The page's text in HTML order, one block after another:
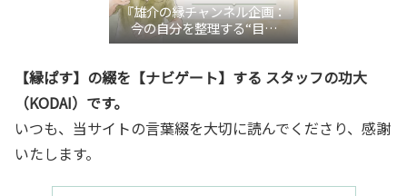
『雄介の縁チャンネル企画：
今の自分を整理する“目利
き”言語化交流会』
【縁ぱす】の綴を【ナビゲート】する スタッフの功大
（KODAI）です。
いつも、当サイトの言葉綴を大切に読んでくださり、感謝
いたします。